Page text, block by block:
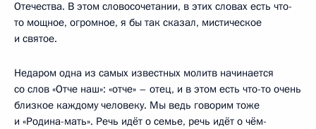
Отечества. В этом словосочетании, в этих словах есть что-
то мощное, огромное, я бы так сказал, мистическое
и святое.
Недаром одна из самых известных молитв начинается
со слов «Отче наш»: «отче» – отец, и в этом есть что-то очень
близкое каждому человеку. Мы ведь говорим тоже
и «Родина-мать». Речь идёт о семье, речь идёт о чём-